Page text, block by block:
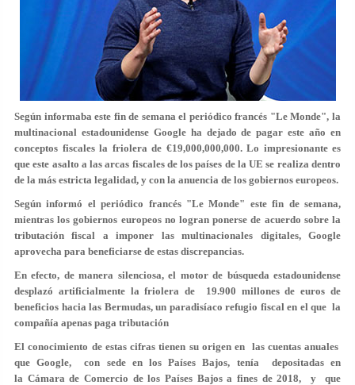
Según informaba este fin de semana el periódico francés "Le Monde", la
multinacional estadounidense Google ha dejado de pagar este año en
conceptos fiscales la friolera de €19,000,000,000. Lo impresionante es
que este asalto a las arcas fiscales de los países de la UE se realiza dentro
de la más estricta legalidad, y con la anuencia de los gobiernos europeos.
Según informó el periódico francés "Le Monde" este fin de semana,
mientras los gobiernos europeos no logran ponerse de acuerdo sobre la
tributación fiscal a imponer las multinacionales digitales, Google
aprovecha para beneficiarse de estas discrepancias.
En efecto, de manera silenciosa, el motor de búsqueda estadounidense
desplazó artificialmente la friolera de 19.900 millones de euros de
beneficios hacia las Bermudas, un paradisíaco refugio fiscal en el que la
compañía apenas paga tributación
El conocimiento de estas cifras tienen su origen en las cuentas anuales
que Google, con sede en los Países Bajos, tenía depositadas en
la Cámara de Comercio de los Países Bajos a fines de 2018, y que